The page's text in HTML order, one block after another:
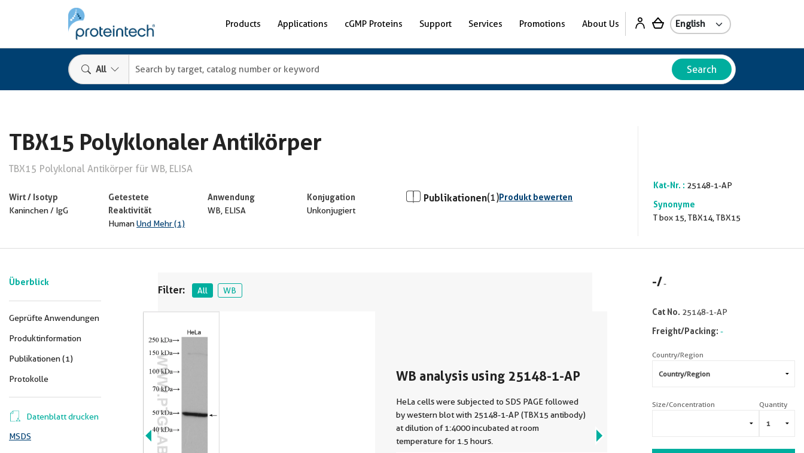
Products Applications cGMP Proteins Support Services Promotions About Us
All Search
TBX15 Polyklonaler Antikörper
TBX15 Polyklonal Antikörper für WB, ELISA
Wirt / Isotyp
Kaninchen / IgG
Getestete
Reaktivität
HumanUnd Mehr (1)
Anwendung
WB, ELISA
Konjugation
Unkonjugiert
Publikationen(1)Produkt bewerten
Kat-Nr. : 25148-1-AP
Synonyme
T box 15, TBX14, TBX15
Überblick
Geprüfte Anwendungen
Produktinformation
Publikationen (1)
Protokolle
Datenblatt drucken
MSDS
Filter: All WB
WB analysis using 25148-1-AP
HeLa cells were subjected to SDS PAGE followed
by western blot with 25148-1-AP (TBX15 antibody)
at dilution of 1:4000 incubated at room
temperature for 1.5 hours.
-/-
Cat No. 25148-1-AP
Freight/Packing: -
Country/Region
Size/Concentration Quantity